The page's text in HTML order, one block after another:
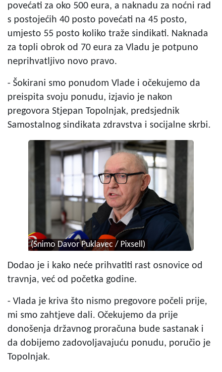
povećati za oko 500 eura, a naknadu za noćni rad
s postojećih 40 posto povećati na 45 posto,
umjesto 55 posto koliko traže sindikati. Naknada
za topli obrok od 70 eura za Vladu je potpuno
neprihvatljivo novo pravo.
- Šokirani smo ponudom Vlade i očekujemo da
preispita svoju ponudu, izjavio je nakon
pregovora Stjepan Topolnjak, predsjednik
Samostalnog sindikata zdravstva i socijalne skrbi.
(Snimo Davor Puklavec / Pixsell)
Dodao je i kako neće prihvatiti rast osnovice od
travnja, već od početka godine.
- Vlada je kriva što nismo pregovore počeli prije,
mi smo zahtjeve dali. Očekujemo da prije
donošenja državnog proračuna bude sastanak i
da dobijemo zadovoljavajuću ponudu, poručio je
Topolnjak.